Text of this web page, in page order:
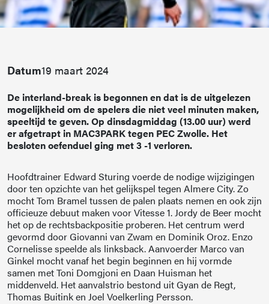
Datum19 maart 2024
De interland-break is begonnen en dat is de uitgelezen
mogelijkheid om de spelers die niet veel minuten maken,
speeltijd te geven. Op dinsdagmiddag (13.00 uur) werd
er afgetrapt in MAC3PARK tegen PEC Zwolle. Het
besloten oefenduel ging met 3 -1 verloren.
Hoofdtrainer Edward Sturing voerde de nodige wijzigingen
door ten opzichte van het gelijkspel tegen Almere City. Zo
mocht Tom Bramel tussen de palen plaats nemen en ook zijn
officieuze debuut maken voor Vitesse 1. Jordy de Beer mocht
het op de rechtsbackpositie proberen. Het centrum werd
gevormd door Giovanni van Zwam en Dominik Oroz. Enzo
Cornelisse speelde als linksback. Aanvoerder Marco van
Ginkel mocht vanaf het begin beginnen en hij vormde
samen met Toni Domgjoni en Daan Huisman het
middenveld. Het aanvalstrio bestond uit Gyan de Regt,
Thomas Buitink en Joel Voelkerling Persson.